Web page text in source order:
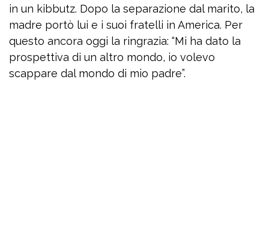
in un kibbutz. Dopo la separazione dal marito, la
madre portò lui e i suoi fratelli in America. Per
questo ancora oggi la ringrazia: “Mi ha dato la
prospettiva di un altro mondo, io volevo
scappare dal mondo di mio padre”.